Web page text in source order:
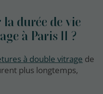
durée de vie
à Paris 11 ?
à double vitrage de
plus longtemps,